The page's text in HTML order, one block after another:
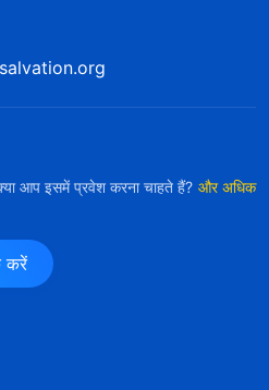
आप इसमें प्रवेश करना चाहते हैं? और अधिक
करें